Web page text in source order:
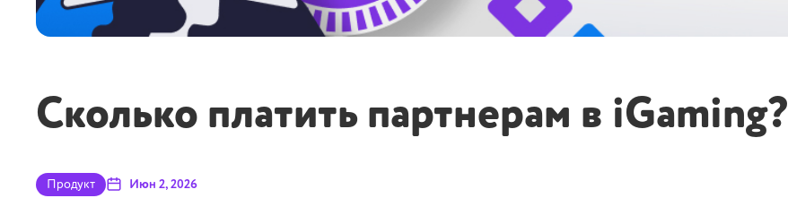
Сколько платить партнерам в iGaming?
Продукт Июн 2, 2026